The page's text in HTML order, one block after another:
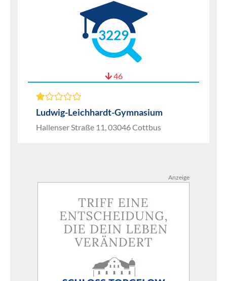
3229
46
Ludwig-Leichhardt-Gymnasium
Hallenser Straße 11, 03046 Cottbus
Anzeige